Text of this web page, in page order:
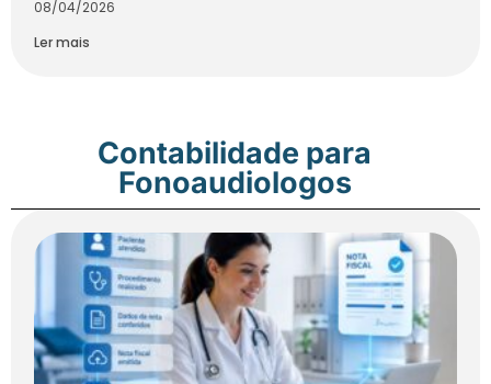
08/04/2026
Ler mais
Contabilidade para
Fonoaudiologos